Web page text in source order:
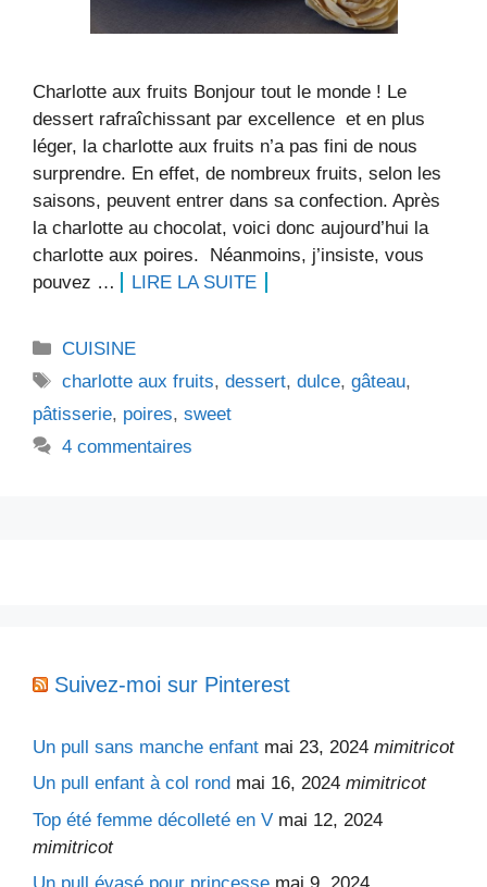
Charlotte aux fruits Bonjour tout le monde ! Le
dessert rafraîchissant par excellence et en plus
léger, la charlotte aux fruits n’a pas fini de nous
surprendre. En effet, de nombreux fruits, selon les
saisons, peuvent entrer dans sa confection. Après
la charlotte au chocolat, voici donc aujourd’hui la
charlotte aux poires. Néanmoins, j’insiste, vous
pouvez …
LIRE LA SUITE
Catégories
CUISINE
Étiquettes
charlotte aux fruits,dessert,dulce,gâteau,
pâtisserie, poires, sweet
4 commentaires
Suivez-moi sur Pinterest
Un pull sans manche enfant mai 23, 2024 mimitricot
Un pull enfant à col rond mai 16, 2024 mimitricot
Top été femme décolleté en V mai 12, 2024
mimitricot